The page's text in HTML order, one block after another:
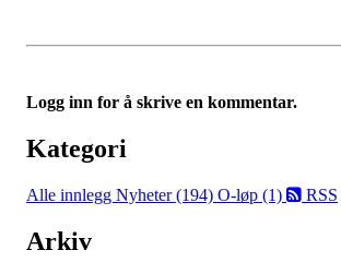
Logg inn for å skrive en kommentar.
Kategori
Alle innlegg Nyheter (194) O-løp (1) RSS
Arkiv